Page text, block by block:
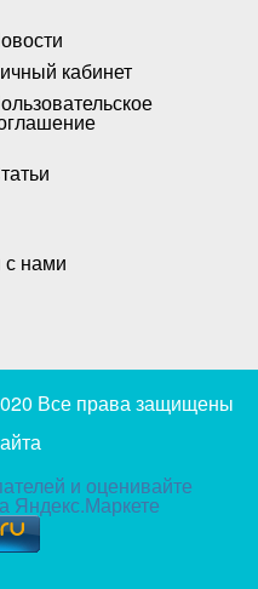
кабинет
с нами
Все права защищены